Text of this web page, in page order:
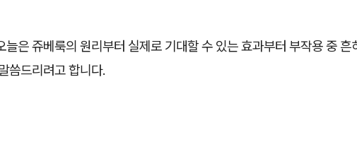
늘은 쥬베룩의 원리부터 실제로 기대할 수 있는 효과부터 부작용 중 흔
씀드리려고 합니다.